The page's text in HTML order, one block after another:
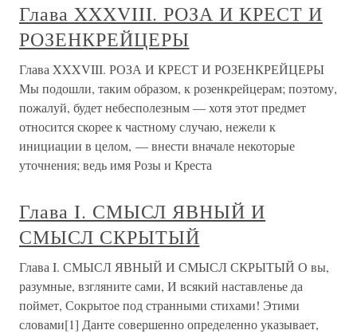
Глава XXXVIII. РОЗА И КРЕСТ И
РОЗЕНКРЕЙЦЕРЫ
Глава XXXVIII. РОЗА И КРЕСТ И РОЗЕНКРЕЙЦЕРЫ
Мы подошли, таким образом, к розенкрейцерам; поэтому,
пожалуй, будет небесполезным — хотя этот предмет
относится скорее к частному случаю, нежели к
инициации в целом, — внести вначале некоторые
уточнения; ведь имя Розы и Креста
Глава I. СМЫСЛ ЯВНЫЙ И
СМЫСЛ СКРЫТЫЙ
Глава I. СМЫСЛ ЯВНЫЙ И СМЫСЛ СКРЫТЫЙ О вы,
разумные, взгляните сами, И всякий наставленье да
поймет, Сокрытое под странными стихами! Этими
словами[1] Данте совершенно определенно указывает,